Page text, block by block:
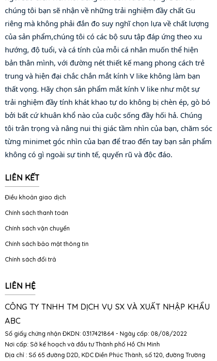
chúng tôi bạn sẽ nhận về những trải nghiệm đầy chất Gu
riêng mà không phải đắn đo suy nghĩ chọn lựa về chất lượng
của sản phẩm,chúng tôi có các bộ sưu tập đáp ứng theo xu
hướng, độ tuổi, và cá tính của mỗi cá nhân muốn thể hiện
bản thân mình, với đường nét thiết kế mang phong cách trẻ
trung và hiện đại chắc chắn mắt kính V like không làm bạn
thất vọng. Hãy chọn sản phẩm mắt kính V like như một sự
trải nghiệm đầy tính khát khao tự do không bị chèn ép, gò bó
bởi bất cứ khuân khổ nào của cuộc sống đầy hối hả. Chúng
tôi trân trọng và nâng nui thị giác tầm nhìn của bạn, chăm sóc
từng minimet góc nhìn của bạn để trao đến tay bạn sản phẩm
không có gì ngoài sự tinh tế, quyến rũ và độc đáo.
LIÊN KẾT
Điều khoản giao dịch
Chính sách thanh toán
Chính sách vận chuyển
Chính sách bảo mật thông tin
Chính sách đổi trả
LIÊN HỆ
CÔNG TY TNHH TM DỊCH VỤ SX VÀ XUẤT NHẬP KHẨU
ABC
Số giấy chứng nhận ĐKDN: 0317421864 - Ngày cấp: 08/08/2022
Nơi cấp: Sở kế hoạch và đầu tư Thành phố Hồ Chi Minh
Địa chỉ : Số 65 đường D2D, KDC Điền Phúc Thành, số 120, đường Trường